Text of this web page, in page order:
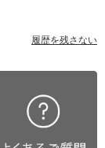
履歴を残さない